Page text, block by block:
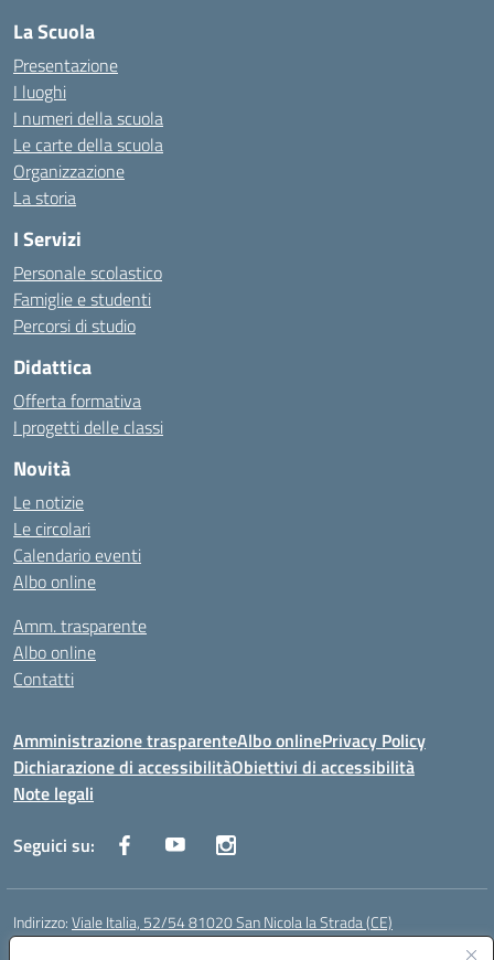
La Scuola
Presentazione
I luoghi
I numeri della scuola
Le carte della scuola
Organizzazione
La storia
I Servizi
Personale scolastico
Famiglie e studenti
Percorsi di studio
Didattica
Offerta formativa
I progetti delle classi
Novità
Le notizie
Le circolari
Calendario eventi
Albo online
Amm. trasparente
Albo online
Contatti
Amministrazione trasparenteAlbo onlinePrivacy Policy
Dichiarazione di accessibilitàObiettivi di accessibilità
Note legali
Seguici su:
Indirizzo:Viale Italia, 52/54 81020 San Nicola la Strada (CE)
Centralino: